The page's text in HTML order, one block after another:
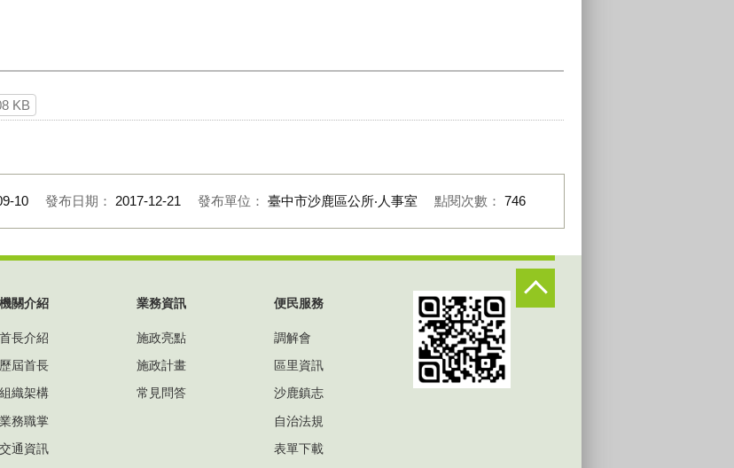
KB
10 發布日期： 2017-12-21 發布單位： 臺中市沙鹿區公所‧人事室 點閱次數： 746
機關介紹
首長介紹
歷屆首長
組織架構
業務職掌
交通資訊
業務資訊
施政亮點
施政計畫
常見問答
便民服務
調解會
區里資訊
沙鹿鎮志
自治法規
表單下載